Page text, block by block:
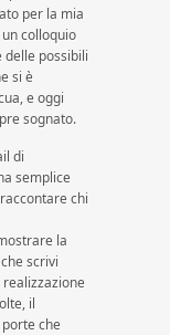
per la mia
colloquio
possibili
si è
e oggi
sognato.
di
semplice
chi
la
scrivi
il
che